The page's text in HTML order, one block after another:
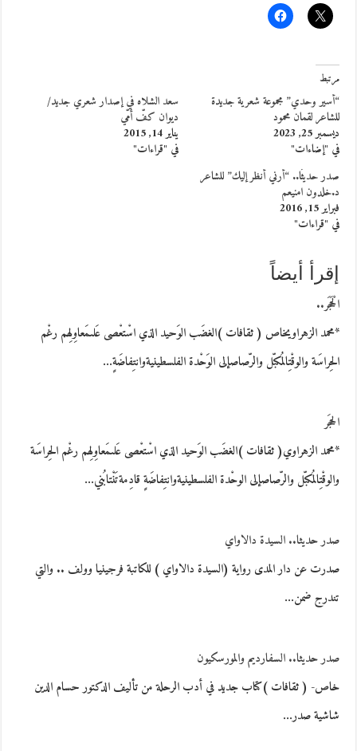
مرتبط
“أسير وحدي” مجموعة شعرية جديدة
للشاعر لقمان محمود
ديسمبر 25, 2023
في "إضاءات"
سعد الشلاه في إصدار شعري جديد/
ديوان كفّ أمّي
يناير 14, 2015
في "قراءات"
صدر حديثًا.. “أرني أنظر إليك” للشاعر
د.خلدون امنيعم
فبراير 15, 2016
في "قراءات"
إقرأ أيضاً
الْحَجَر..
*محمد الزهراويخاص ( ثقافات )الغضَب الوَحيد الذي اسْتعْصى عَلىمَعاوِلِهم رغْم
الحِراسَة والوقْتِالمُكبّل والرّصاصإلى الوَحْدة الفلسطينيةوانتِفاضَةٍ…
الحجَر
*محمد الزهراوي( ثقافات )الغضَب الوَحيد الذي اسْتعْصى عَلىمَعاوِلِهم رغْم الحِراسَة
والوقْتِالمُكبّل والرّصاصإلى الوحْدة الفلسطينيةوانتِفاضَةٍ قادِمةتَنْتابُني…
صدر حديثا.. السيدة دالاواي
صدرت عن دار المدى رواية (السيدة دالاواي ) للكاتبة فرجينيا وولف .. والتي
تندرج ضمن…
صدر حديثا.. السفارديم والمورسكيون
خاص- ( ثقافات )كتاب جديد في أدب الرحلة من تأليف الدكتور حسام الدين
شاشية صدر…